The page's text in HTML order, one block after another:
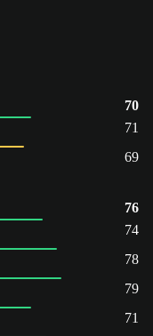
70
71
69
76
74
78
79
71